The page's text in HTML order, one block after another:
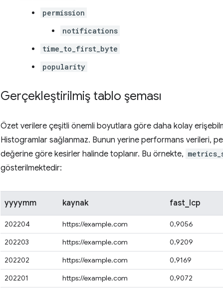
permission
notifications
time_to_first_byte
popularity
Gerçekleştirilmiş tablo şeması
Özet verilere çeşitli önemli boyutlara göre daha kolay
Histogramlar sağlanmaz. Bunun yerine performans verileri,
değerine göre kesirler halinde toplanır. Bu örnekte,
gösterilmektedir:
yyyymm kaynak fast_lcp
202204 https://example.com 0,9056
202203
https://example.com 0,9209
202202
https://example.com 0,9169
202201
https://example.com 0,9072